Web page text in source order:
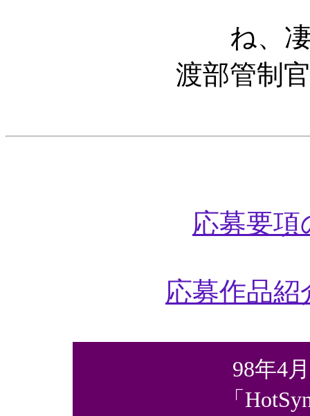
ね、
渡部管制
応募要項
応募作品
98年4
「